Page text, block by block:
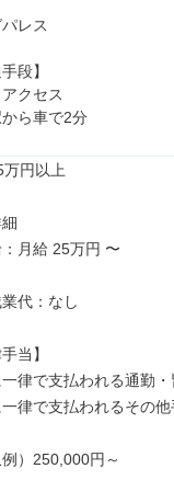
レス
段】
クセス
から車で2分
万円以上
月給 25万円 〜
代：なし
当】
律で支払われる通勤
律で支払われるその他
例）250,000円～